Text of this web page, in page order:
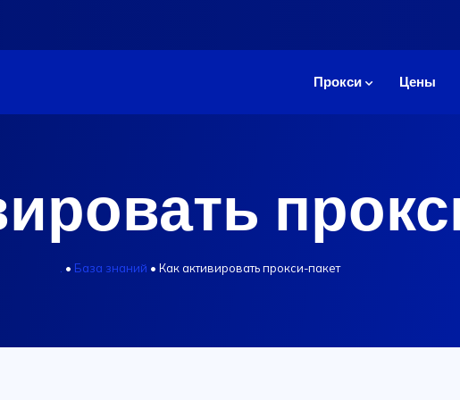
Прокси Цены
• База знаний • Как активировать прокси-пакет